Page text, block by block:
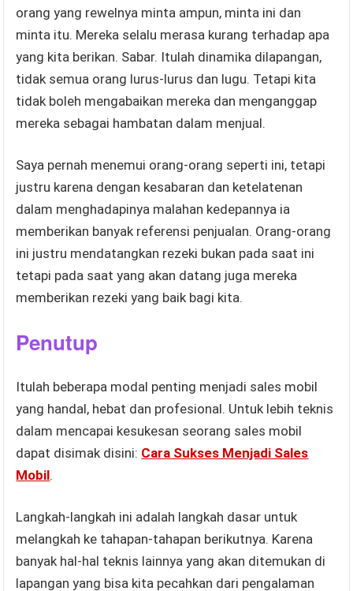
orang yang rewelnya minta ampun, minta ini dan
minta itu. Mereka selalu merasa kurang terhadap apa
yang kita berikan. Sabar. Itulah dinamika dilapangan,
tidak semua orang lurus-lurus dan lugu. Tetapi kita
tidak boleh mengabaikan mereka dan menganggap
mereka sebagai hambatan dalam menjual.
Saya pernah menemui orang-orang seperti ini, tetapi
justru karena dengan kesabaran dan ketelatenan
dalam menghadapinya malahan kedepannya ia
memberikan banyak referensi penjualan. Orang-orang
ini justru mendatangkan rezeki bukan pada saat ini
tetapi pada saat yang akan datang juga mereka
memberikan rezeki yang baik bagi kita.
Penutup
Itulah beberapa modal penting menjadi sales mobil
yang handal, hebat dan profesional. Untuk lebih teknis
dalam mencapai kesukesan seorang sales mobil
dapat disimak disini: Cara Sukses Menjadi Sales
Mobil.
Langkah-langkah ini adalah langkah dasar untuk
melangkah ke tahapan-tahapan berikutnya. Karena
banyak hal-hal teknis lainnya yang akan ditemukan di
lapangan yang bisa kita pecahkan dari pengalaman